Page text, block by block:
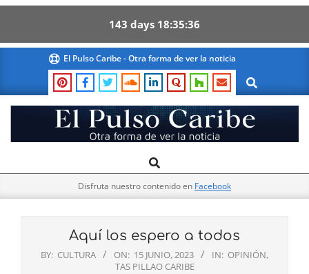
143 days 18 35 36
content
El Pulso Caribe - Otra forma de ver la noticia
Search
El
Pulso
Navigation
Search
Disfruta nuestro contenido en Facebook
Aquí los espero a todos
BY: CULTURA ON: 15 JUNIO, 2023 IN: OPINIÓN,
TAS PILLAO CARIBE